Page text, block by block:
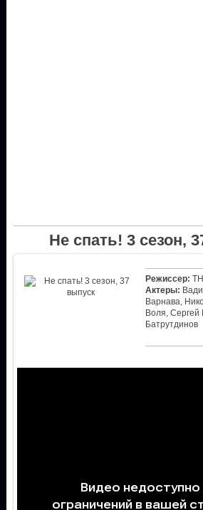
Не спать! 3 сезон,
Режиссер:
Актеры:
Варнава,
Воля, Сергей
Батрутдинов